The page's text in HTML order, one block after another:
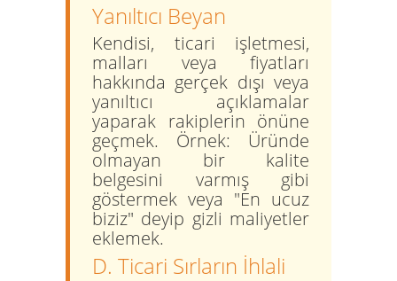
Yanıltıcı Beyan
Kendisi, ticari işletmesi,
malları veya fiyatları
hakkında gerçek dışı veya
yanıltıcı açıklamalar
yaparak rakiplerin önüne
geçmek. Örnek: Üründe
olmayan bir kalite
belgesini varmış gibi
göstermek veya "En ucuz
biziz" deyip gizli maliyetler
eklemek.
D. Ticari Sırların İhlali